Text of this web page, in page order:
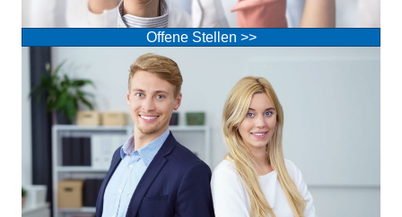
Offene Stellen >>